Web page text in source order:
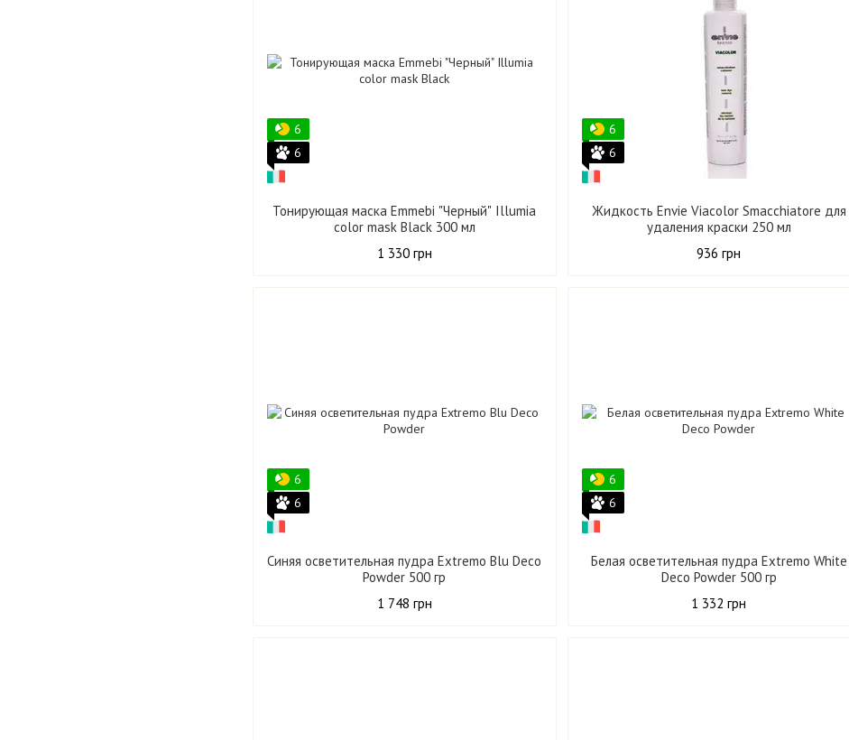
6
6
Тонирующая маска Emmebi "Черный" Illumia
color mask Black 300 мл
1 330 грн
6
6
Жидкость Envie Viacolor Smacchiatore для
удаления краски 250 мл
936 грн
6
6
Синяя осветительная пудра Extremo Blu Deco
Powder 500 гр
1 748 грн
6
6
Белая осветительная пудра Extremo White
Deco Powder 500 гр
1 332 грн